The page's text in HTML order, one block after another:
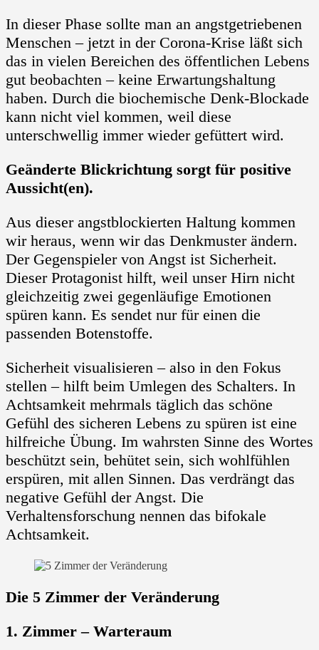
In dieser Phase sollte man an angstgetriebenen
Menschen – jetzt in der Corona-Krise läßt sich
das in vielen Bereichen des öffentlichen Lebens
gut beobachten – keine Erwartungshaltung
haben. Durch die biochemische Denk-Blockade
kann nicht viel kommen, weil diese
unterschwellig immer wieder gefüttert wird.
Geänderte Blickrichtung sorgt für positive
Aussicht(en).
Aus dieser angstblockierten Haltung kommen
wir heraus, wenn wir das Denkmuster ändern.
Der Gegenspieler von Angst ist Sicherheit.
Dieser Protagonist hilft, weil unser Hirn nicht
gleichzeitig zwei gegenläufige Emotionen
spüren kann. Es sendet nur für einen die
passenden Botenstoffe.
Sicherheit visualisieren – also in den Fokus
stellen – hilft beim Umlegen des Schalters. In
Achtsamkeit mehrmals täglich das schöne
Gefühl des sicheren Lebens zu spüren ist eine
hilfreiche Übung. Im wahrsten Sinne des Wortes
beschützt sein, behütet sein, sich wohlfühlen
erspüren, mit allen Sinnen. Das verdrängt das
negative Gefühl der Angst. Die
Verhaltensforschung nennen das bifokale
Achtsamkeit.
Die 5 Zimmer der Veränderung
1. Zimmer – Warteraum